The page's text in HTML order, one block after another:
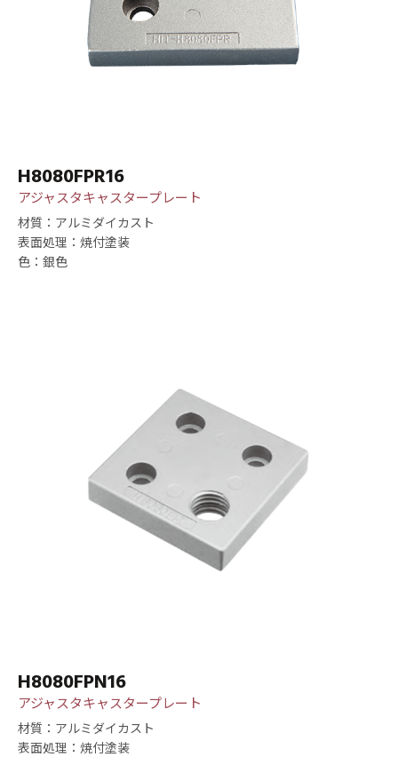
H8080FPR16
アジャスタキャスタープレート
材質：アルミダイカスト
表面処理：焼付塗装
色：銀色
H8080FPN16
アジャスタキャスタープレート
材質：アルミダイカスト
表面処理：焼付塗装